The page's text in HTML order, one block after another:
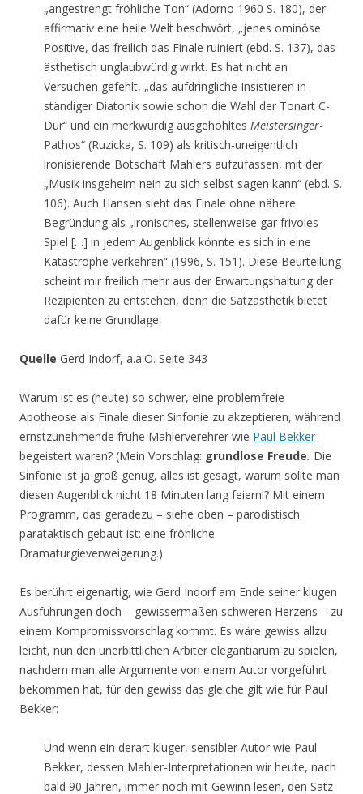
„angestrengt fröhliche Ton“ (Adorno 1960 S. 180), der
affirmativ eine heile Welt beschwört, „jenes ominöse
Positive, das freilich das Finale ruiniert (ebd. S. 137), das
ästhetisch unglaubwürdig wirkt. Es hat nicht an
Versuchen gefehlt, „das aufdringliche Insistieren in
ständiger Diatonik sowie schon die Wahl der Tonart C-
Dur“ und ein merkwürdig ausgehöhltes Meistersinger-
Pathos“ (Ruzicka, S. 109) als kritisch-uneigentlich
ironisierende Botschaft Mahlers aufzufassen, mit der
„Musik insgeheim nein zu sich selbst sagen kann“ (ebd. S.
106). Auch Hansen sieht das Finale ohne nähere
Begründung als „ironisches, stellenweise gar frivoles
Spiel […] in jedem Augenblick könnte es sich in eine
Katastrophe verkehren“ (1996, S. 151). Diese Beurteilung
scheint mir freilich mehr aus der Erwartungshaltung der
Rezipienten zu entstehen, denn die Satzästhetik bietet
dafür keine Grundlage.
Quelle Gerd Indorf, a.a.O. Seite 343
Warum ist es (heute) so schwer, eine problemfreie
Apotheose als Finale dieser Sinfonie zu akzeptieren, während
ernstzunehmende frühe Mahlerverehrer wie Paul Bekker
begeistert waren? (Mein Vorschlag: grundlose Freude. Die
Sinfonie ist ja groß genug, alles ist gesagt, warum sollte man
diesen Augenblick nicht 18 Minuten lang feiern!? Mit einem
Programm, das geradezu – siehe oben – parodistisch
parataktisch gebaut ist: eine fröhliche
Dramaturgieverweigerung.)
Es berührt eigenartig, wie Gerd Indorf am Ende seiner klugen
Ausführungen doch – gewissermaßen schweren Herzens – zu
einem Kompromissvorschlag kommt. Es wäre gewiss allzu
leicht, nun den unerbittlichen Arbiter elegantiarum zu spielen,
nachdem man alle Argumente von einem Autor vorgeführt
bekommen hat, für den gewiss das gleiche gilt wie für Paul
Bekker:
Und wenn ein derart kluger, sensibler Autor wie Paul
Bekker, dessen Mahler-Interpretationen wir heute, nach
bald 90 Jahren, immer noch mit Gewinn lesen, den Satz